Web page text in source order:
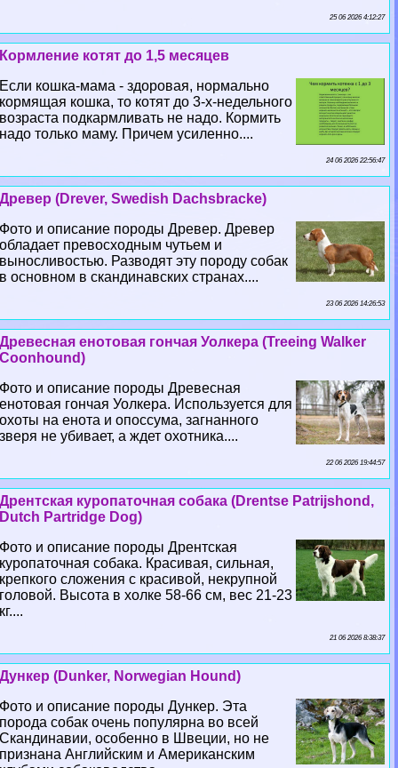
25 06 2026 4:12:27
Кормление котят до 1,5 месяцев
Если кошка-мама - здоровая, нормально
кормящая кошка, то котят до 3-х-недельного
возраста подкармливать не надо. Кормить
надо только маму. Причем усиленно....
24 06 2026 22:56:47
Древер (Drever, Swedish Dachsbracke)
Фото и описание породы Древер. Древер
обладает превосходным чутьем и
выносливостью. Разводят эту породу собак
в основном в скандинавских странах....
23 06 2026 14:26:53
Древесная енотовая гончая Уолкера (Treeing Walker
Coonhound)
Фото и описание породы Древесная
енотовая гончая Уолкера. Используется для
охоты на енота и опоссума, загнанного
зверя не убивает, а ждет охотника....
22 06 2026 19:44:57
Дрентская куропаточная собака (Drentse Patrijshond,
Dutch Partridge Dog)
Фото и описание породы Дрентская
куропаточная собака. Красивая, сильная,
крепкого сложения с красивой, некрупной
головой. Высота в холке 58-66 см, вес 21-23
кг....
21 06 2026 8:38:37
Дункер (Dunker, Norwegian Hound)
Фото и описание породы Дункер. Эта
порода собак очень популярна во всей
Скандинавии, особенно в Швеции, но не
признана Английским и Американским